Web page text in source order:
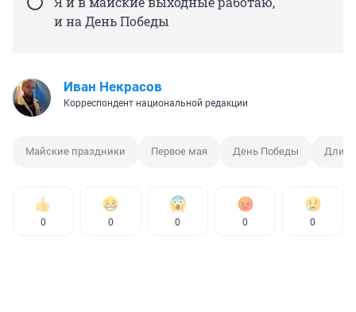
и на День Победы
Иван Некрасов
Корреспондент национальной редакции
Майские праздники Первое мая День Победы
0 0 0 0 0